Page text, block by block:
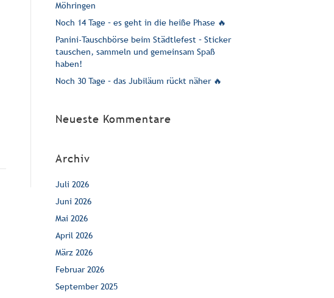
Möhringen
Noch 14 Tage – es geht in die heiße Phase 🔥
Panini-Tauschbörse beim Städtlefest – Sticker
tauschen, sammeln und gemeinsam Spaß
haben!
Noch 30 Tage – das Jubiläum rückt näher 🔥
Neueste Kommentare
Archiv
Juli 2026
Juni 2026
Mai 2026
April 2026
März 2026
Februar 2026
September 2025